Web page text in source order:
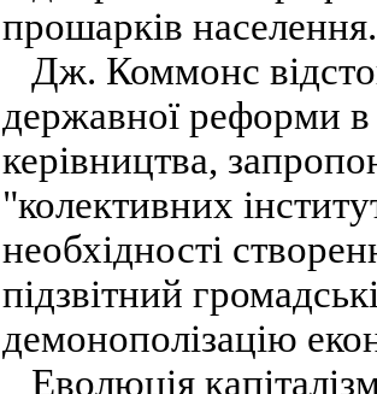
прошарків населення.
Дж. Коммонс
державної реформи в
керівництва,
"колективних
необхідності
підзвітний
демонополізацію
Еволюція